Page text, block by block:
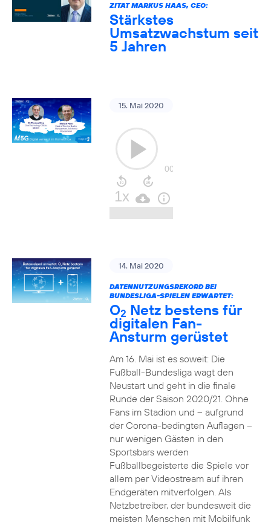
ZITAT MARKUS HAAS, CEO:
Stärkstes
Umsatzwachstum seit
5 Jahren
15. Mai 2020
14. Mai 2020
DATENNUTZUNGSREKORD BEI
BUNDESLIGA-SPIELEN ERWARTET:
O2 Netz bestens für
digitalen Fan-
Ansturm gerüstet
Am 16. Mai ist es soweit: Die
Fußball-Bundesliga wagt den
Neustart und geht in die finale
Runde der Saison 2020/21. Ohne
Fans im Stadion und – aufgrund
der Corona-bedingten Auflagen –
nur wenigen Gästen in den
Sportsbars werden
Fußballbegeisterte die Spiele vor
allem per Videostream auf ihren
Endgeräten mitverfolgen. Als
Netzbetreiber, der bundesweit die
meisten Menschen mit Mobilfunk